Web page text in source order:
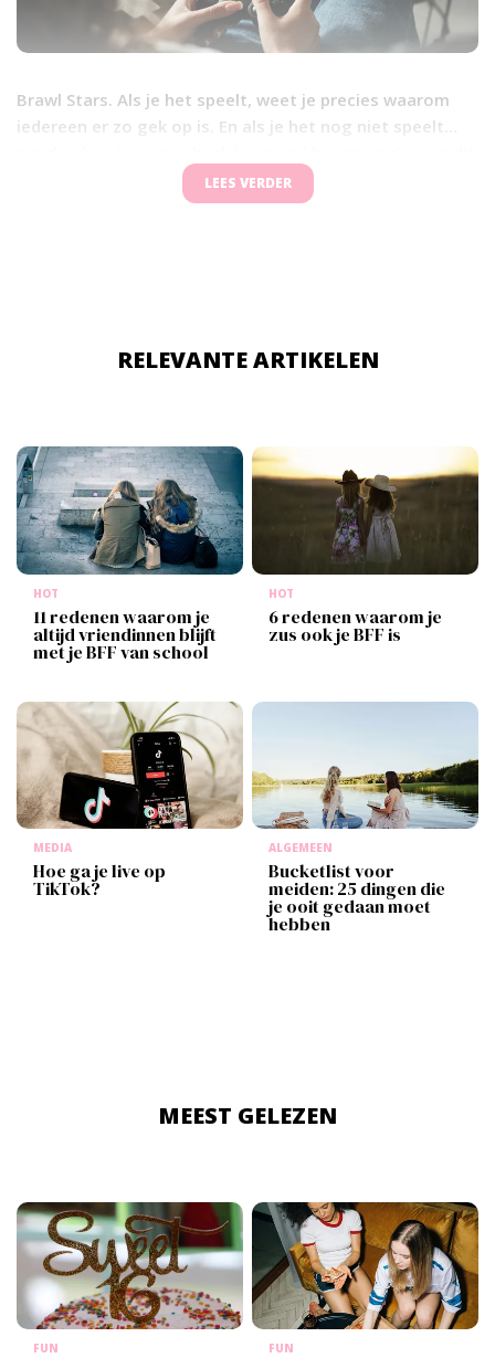
Brawl Stars. Als je het speelt, weet je precies waarom
iedereen er zo gek op is. En als je het nog niet speelt…
spel. Maar wat is het eigenlijk? En waarom is het zo
LEES VERDER
RELEVANTE ARTIKELEN
HOT
11 redenen waarom je
altijd vriendinnen blijft
met je BFF van school
HOT
6 redenen waarom je
zus ook je BFF is
MEDIA
Hoe ga je live op
TikTok?
ALGEMEEN
Bucketlist voor
meiden: 25 dingen die
je ooit gedaan moet
hebben
MEEST GELEZEN
FUN FUN